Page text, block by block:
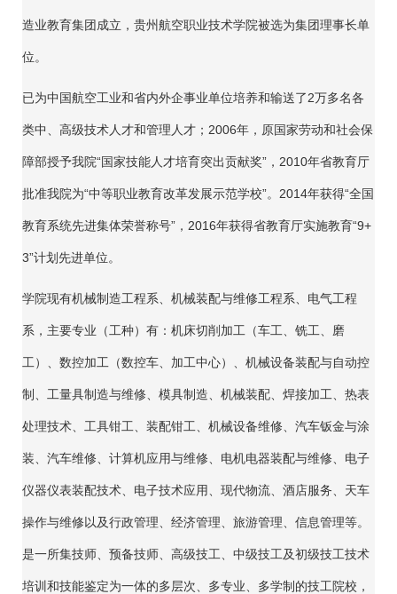
造业教育集团成立，贵州航空职业技术学院被选为集团理事长单
位。
已为中国航空工业和省内外企事业单位培养和输送了2万多名各
类中、高级技术人才和管理人才；2006年，原国家劳动和社会保
障部授予我院“国家技能人才培育突出贡献奖”，2010年省教育厅
批准我院为“中等职业教育改革发展示范学校”。2014年获得“全国
教育系统先进集体荣誉称号”，2016年获得省教育厅实施教育“9+
3”计划先进单位。
学院现有机械制造工程系、机械装配与维修工程系、电气工程
系，主要专业（工种）有：机床切削加工（车工、铣工、磨
工）、数控加工（数控车、加工中心）、机械设备装配与自动控
制、工量具制造与维修、模具制造、机械装配、焊接加工、热表
处理技术、工具钳工、装配钳工、机械设备维修、汽车钣金与涂
装、汽车维修、计算机应用与维修、电机电器装配与维修、电子
仪器仪表装配技术、电子技术应用、现代物流、酒店服务、天车
操作与维修以及行政管理、经济管理、旅游管理、信息管理等。
是一所集技师、预备技师、高级技工、中级技工及初级技工技术
培训和技能鉴定为一体的多层次、多专业、多学制的技工院校，